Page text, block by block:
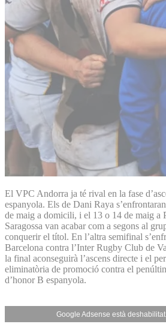
El VPC Andorra ja té rival en la fase
espanyola. Els de Dani Raya
de maig a domicili, i el 13 o 14 de maig a
Saragossa van acabar com a segons al
conquerir el títol. En l’altra semifinal
Barcelona contra l’Inter Rugby Club de
la final aconseguirà l’ascens directe i el
eliminatòria de promoció contra el
d’honor B espanyola.
Google Adsense està deshabilitat.